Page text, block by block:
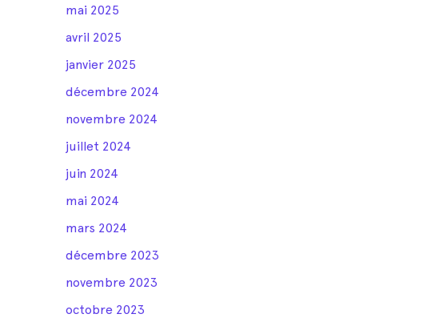
mai 2025
avril 2025
janvier 2025
décembre 2024
novembre 2024
juillet 2024
juin 2024
mai 2024
mars 2024
décembre 2023
novembre 2023
octobre 2023